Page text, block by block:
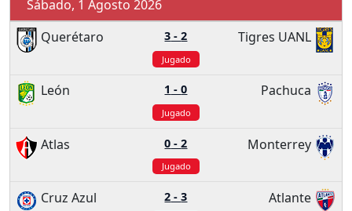
Sábado, 1 Agosto 2026
Querétaro
3 -2 Tigres UANL
Jugado
León 1 -0 Pachuca
Jugado
Atlas 0 -2 Monterrey
Jugado
Cruz Azul 2 -3 Atlante